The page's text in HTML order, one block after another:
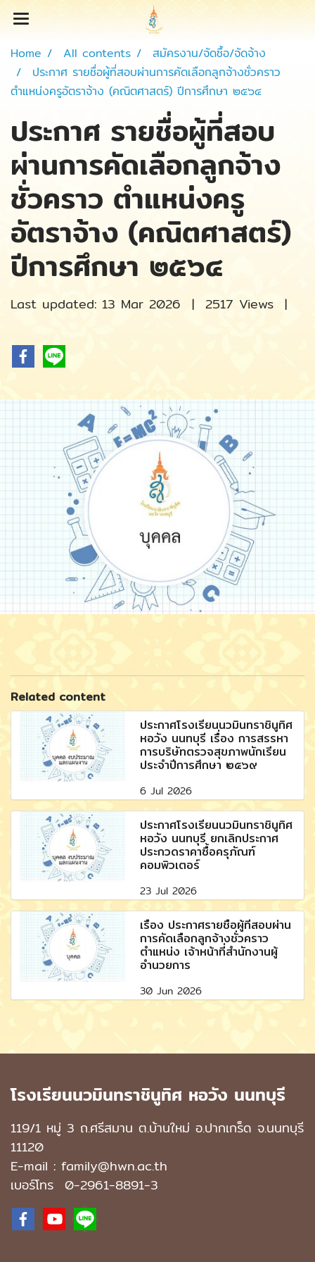
Home All contents
สมัครงาน/จัดซื้อ/จัดจ้าง
ประกาศ รายชื่อผู้ที่สอบผ่านการคัดเลือกลูกจ้างชั่วคราว
ตำแหน่งครูอัตราจ้าง (คณิตศาสตร์) ปีการศึกษา ๒๕๖๔
ประกาศ รายชื่อผู้ที่สอบ
ผ่านการคัดเลือกลูกจ้าง
ชั่วคราว ตำแหน่งครู
อัตราจ้าง (คณิตศาสตร์)
ปีการศึกษา ๒๕๖๔
Last updated: 13 Mar 2026 | 2517 Views |
Related content
ประกาศโรงเรียนนวมินทราชินูทิศ
หอวัง นนทบุรี เรื่อง การสรรหา
การบริษัทตรวจสุขภาพนักเรียน
ประจำปีการศึกษา ๒๕๖๙
6 Jul 2026
ประกาศโรงเรียนนวมินทราชินูทิศ
หอวัง นนทบุรี ยกเลิกประกาศ
ประกวดราคาซื้อครุภัณฑ์
คอมพิวเตอร์
23 Jul 2026
เรื่อง ประกาศรายชื่อผู้ที่สอบผ่าน
การคัดเลือกลูกจ้างชั่วคราว
ตำแหน่ง เจ้าหน้าที่สำนักงานผู้
อำนวยการ
30 Jun 2026
โรงเรียนนวมินทราชินูทิศ หอวัง นนทบุรี
119/1 หมู่ 3 ถ.ศรีสมาน ต.บ้านใหม่ อ.ปากเกร็ด จ.นนทบุรี
11120
E-mail : family@hwn.ac.th
เบอร์โทร 0-2961-8891-3